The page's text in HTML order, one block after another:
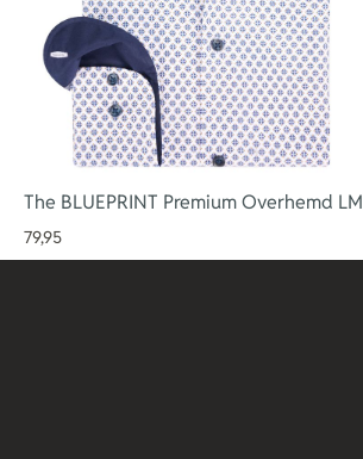
The BLUEPRINT Premium Overhemd LM
79,95